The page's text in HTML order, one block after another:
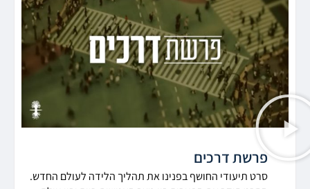
פרשת דרכים
סרט תיעודי החושף בפנינו את תהליך הלידה לעולם החדש.